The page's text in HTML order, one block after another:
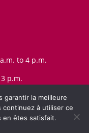
to 4 p.m.
p.m.
garantir la meilleure
à utiliser ce
en êtes satisfait.